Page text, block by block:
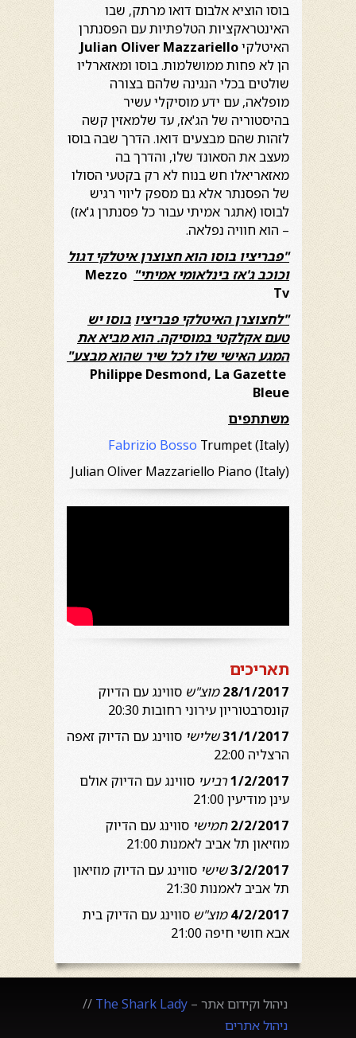
בוסו הוציא אלבום דואו מרתק, שבו
האינטראקציות הטלפתיות עם הפסנתרן
האיטלקיJulian Oliver Mazzariello
הן לא פחות ממושלמות. בוסו ומאזארליו
שולטים בכלי הנגינה שלהם בצורה
מופלאה, עם ידע מוסיקלי עשיר
בהיסטוריה של הג'אז, עד שלמאזין קשה
לזהות שהם מבצעים דואו. הדרך שבה בוסו
מעצב את הסאונד שלו, והדרך בה
מאזאריאלו חש בנוח לא רק בקטעי הסולו
של הפסנתר אלא גם מספק ליווי רגיש
לבוסו (אתגר אמיתי עבור כל פסנתרן ג'אז)
– הוא חוויה נפלאה.
"פבריציו בוסו הוא חצוצרן איטלקי דגול
וכוכב ג'אז בינלאומי אמיתי" Mezzo
Tv
"לחצוצרן האיטלקי פבריציו בוסו יש
טעם אקלקטי במוסיקה. הוא מביא את
המגע האישי שלו לכל שיר שהוא מבצע"
Philippe Desmond, La Gazette
Bleue
משתתפים
Fabrizio Bosso Trumpet (Italy)
Julian Oliver Mazzariello Piano (Italy)
תאריכים
28/1/2017 מוצ"ש סווינג עם הדיוק
קונסרבטוריון עירוני רחובות 20:30
31/1/2017שלישי סווינג עם הדיוק זאפה
הרצליה 22:00
1/2/2017רביעי סווינג עם הדיוק אולם
עינן מודיעין 21:00
2/2/2017 חמישי סווינג עם הדיוק
מוזיאון תל אביב לאמנות 21:00
3/2/2017שישי סווינג עם הדיוק מוזיאון
תל אביב לאמנות 21:30
4/2/2017 מוצ"ש סווינג עם הדיוק בית
אבא חושי חיפה 21:00
ניהול וקידום אתר – The Shark Lady
//
ניהול אתרים